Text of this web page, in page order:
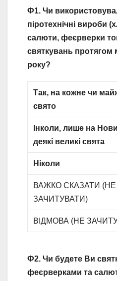
Ф1. Чи
піротехнічні вироби
салюти, феєрверки
святкувань протягом
року?
Так, на кожне чи
свято
Інколи, лише на
деякі великі свята
Ніколи
ВАЖКО СКАЗАТИ (НЕ
ЗАЧИТУВАТИ)
ВІДМОВА (НЕ
Ф2. Чи будете Ви
феєрверками та